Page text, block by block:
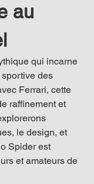
au
qui incarne
des
Ferrari, cette
raffinement et
le design, et
Spider est
et amateurs de